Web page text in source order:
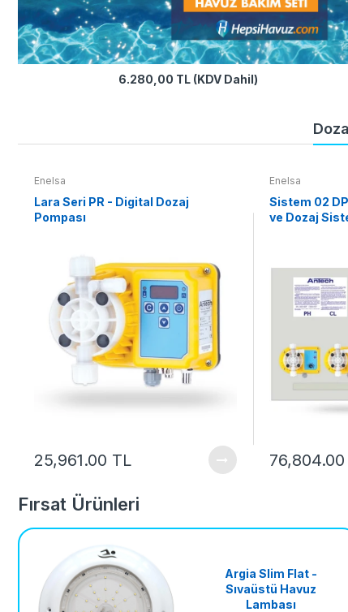
6.280,00 TL (KDV Dahil)
Enelsa
Lara Seri PR - Digital Dozaj
Pompası
25,961.00 TL
Enelsa
Sistem 02
ve Dozaj
Fırsat Ürünleri
Argia Slim Flat -
Sıvaüstü Havuz
Lambası